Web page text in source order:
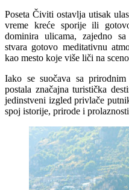
Poseta Čiviti ostavlja utisak
vreme kreće sporije ili
dominira ulicama, zajedno sa
stvara gotovo meditativnu
kao mesto koje više liči na
Iako se suočava sa
postala značajna turistička
jedinstveni izgled privlače
spoj istorije, prirode i